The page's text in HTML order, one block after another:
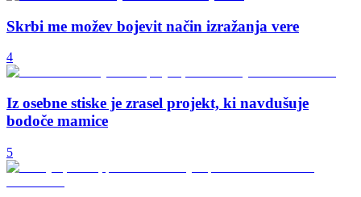
Skrbi me možev bojevit način izražanja vere
4
Iz osebne stiske je zrasel projekt, ki navdušuje
bodoče mamice
5